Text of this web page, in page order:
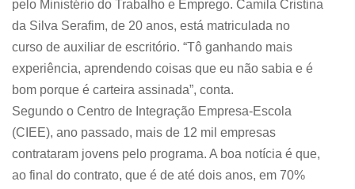
pelo Ministério do Trabalho e Emprego. Camila Cristina
da Silva Serafim, de 20 anos, está matriculada no
curso de auxiliar de escritório. “Tô ganhando mais
experiência, aprendendo coisas que eu não sabia e é
bom porque é carteira assinada”, conta.
Segundo o Centro de Integração Empresa-Escola
(CIEE), ano passado, mais de 12 mil empresas
contrataram jovens pelo programa. A boa notícia é que,
ao final do contrato, que é de até dois anos, em 70%